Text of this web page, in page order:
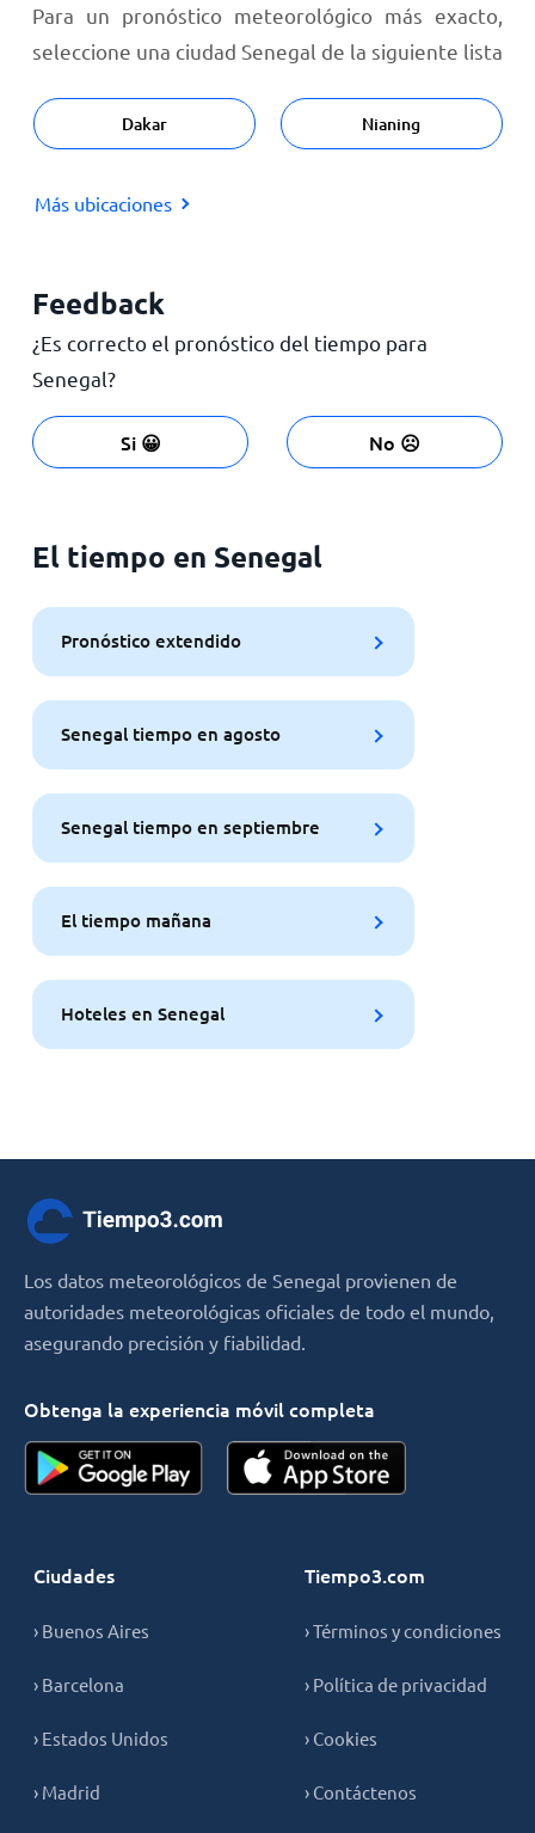
Para un pronóstico meteorológico más exacto,
seleccione una ciudad Senegal de la siguiente lista
Dakar Nianing
Más ubicaciones
Feedback
¿Es correcto el pronóstico del tiempo para
Senegal?
Si 😀 No ☹️
El tiempo en Senegal
Pronóstico extendido
Senegal tiempo en agosto
Senegal tiempo en septiembre
El tiempo mañana
Hoteles en Senegal
Los datos meteorológicos de Senegal provienen de
autoridades meteorológicas oficiales de todo el mundo,
asegurando precisión y fiabilidad.
Obtenga la experiencia móvil completa
Ciudades
› Buenos Aires
› Barcelona
› Estados Unidos
› Madrid
Tiempo3.com
› Términos y condiciones
› Política de privacidad
› Cookies
› Contáctenos